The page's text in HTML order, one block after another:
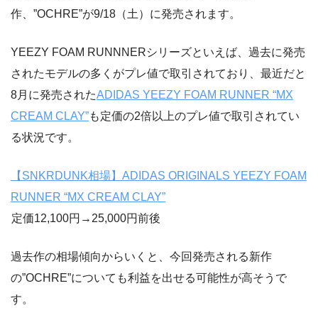
作、”OCHRE”が9/18（土）に発売されます。
YEEZY FOAM RUNNNERシリーズといえば、過去に発売
されたモデルの多くがプレ値で取引されており、最近だと
8月に発売されたADIDAS YEEZY FOAM RUNNER “MX
CREAM CLAY”も定価の2倍以上のプレ値で取引されてい
る状況です。
【SNKRDUNK相場】ADIDAS ORIGINALS YEEZY FOAM
RUNNER “MX CREAM CLAY”
定価12,100円→25,000円前後
過去作の相場傾向からいくと、今回発売される新作
の”OCHRE”についても利益を出せる可能性が高そうで
す。